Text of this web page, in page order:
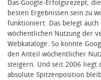
Das Google-Erfolgsrezept,
besten Ergebnissen sein zu
funktioniert. Das belegt
wöchentlichen Nutzung der
Webkataloge. So konnte
den Anteil wöchentlicher
steigern. Und seit 2006 liegt
absolute Spitzenposition